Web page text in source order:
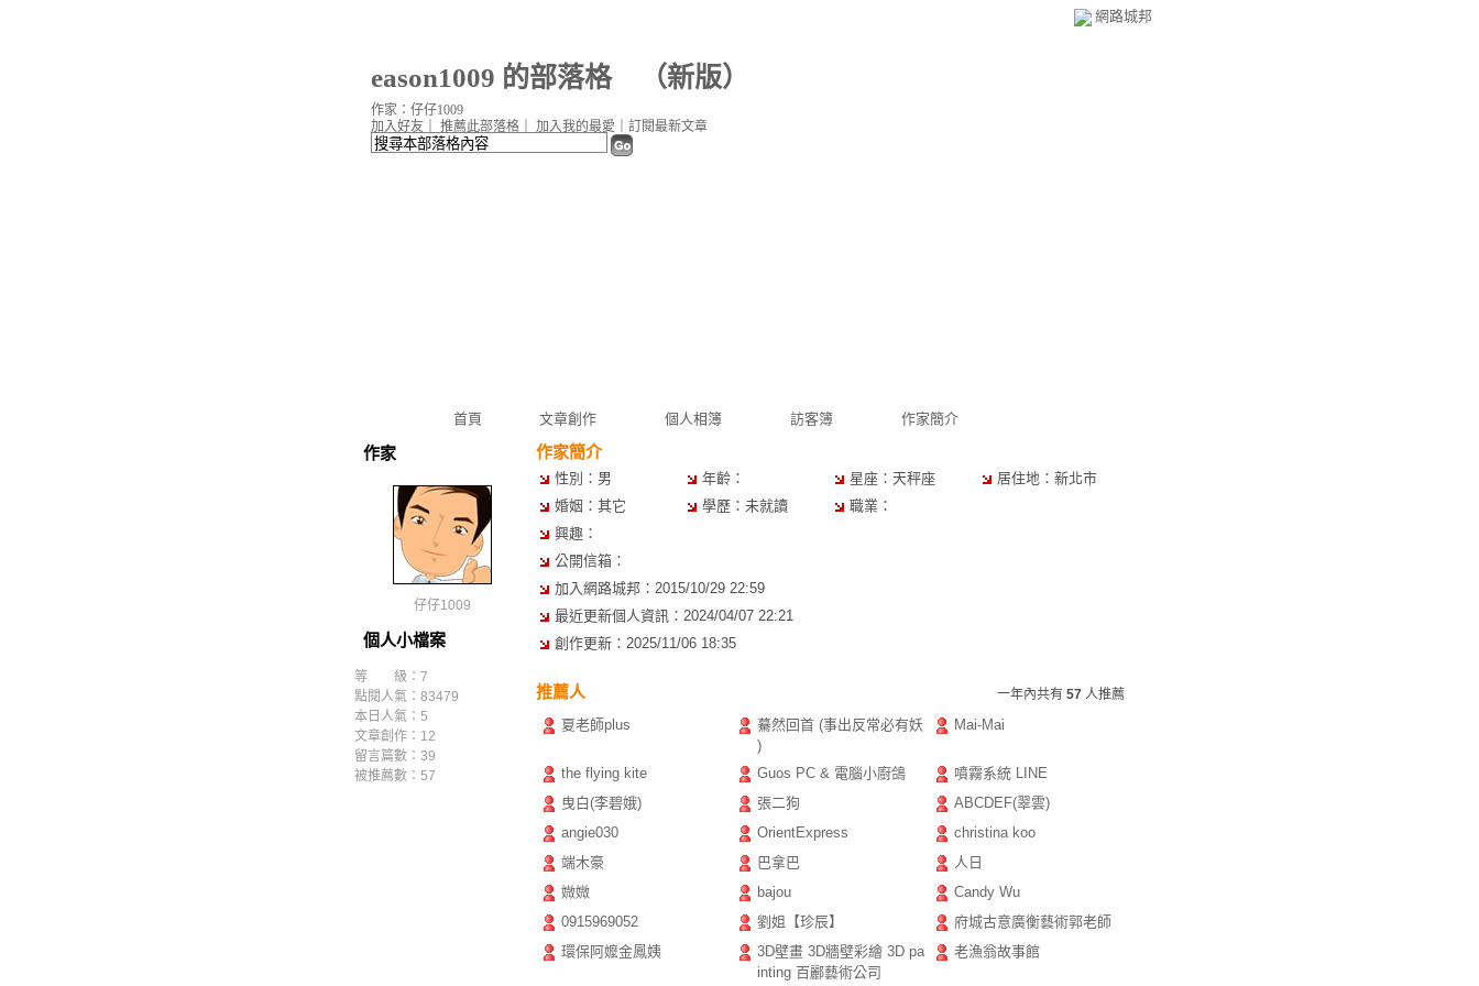
網路城邦
eason1009 的部落格（新版）
首頁 文章創作 個人相簿 訪客簿 作家簡介
加入好友 推薦此部落格 加入我的最愛 訂閱最新文章
作家：仔仔1009
作家
仔仔1009
個人小檔案
等 級：7
點閱人氣：83479
本日人氣：5
文章創作：12
留言篇數：39
被推薦數： 57
作家簡介
性別：男 年齡： 星座：天秤座
居住地：新北市
婚姻：其它
學歷：未就讀
職業：
興趣：
公開信箱：
加入網路城邦：2015/10/29 22:59
最近更新個人資訊：2024/04/07 22:21
創作更新：2025/11/06 18:35
推薦人 一年內共有 57 人推薦
夏老師plus
驀然回首 (事出反常必有妖
)
Mai-Mai
the flying kite Guos PC & 電腦小廚鴿
噴霧系統 LINE
曳白(李碧娥)
張二狗
ABCDEF(翠雲)
angie030
OrientExpress
christina koo
端木豪
巴拿巴
人日
媺媺
bajou
Candy Wu
0915969052
劉姐【珍辰】
府城古意廣衡藝術郭老師
環保阿嬤金鳳姨
3D壁畫 3D牆壁彩繪 3D pa
inting 百酈藝術公司
老漁翁故事館